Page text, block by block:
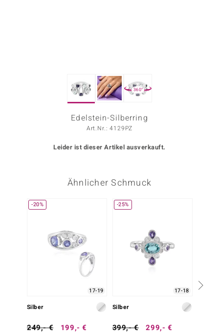
360°
Edelstein-Silberring
Art.Nr.: 4129PZ
Leider ist dieser Artikel ausverkauft.
Ähnlicher Schmuck
-20%
17-19
Silber
249,- € 199,- €
-25%
17-18
Silber
399,- € 299,- €